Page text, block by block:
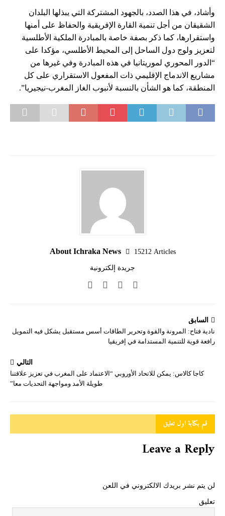
وأشاد، في هذا الصدد، بالجهود المشتركة التي يبذلها البلدان
الشقيقان من أجل تنمية القارة الإفريقية والحفاظ على أمنها
واستقرارها، كما ذكر بصفة خاصة بالمبادرة الملكية الأطلسية
لتعزيز ولوج دول الساحل إلى المحيط الأطلسي، مؤكدا على
“الدور المحوري لموريتانيا في هذه المبادرة وفي غيرها من
مشاريع الاندماج الإقليمي ذات المفعول الاستقراري على كل
المنطقة، كما هو الشأن بالنسبة لأنبوب الغاز المغرب-نيجيريا”.
About Ichraka News 15212 Articles
جريدة إلكترونية
السابق
نادية فتاح: المرونة والقوة وتحرير الطاقات أسس مستقبل يشكل فيه التمويل
رافعة قوية للتنمية المستدامة في إفريقيا
التالي
كاجا كالاس: يمكن للاتحاد الأوروبي “الاعتماد على المغرب في تعزيز علاقتنا
طويلة الأمد ومواجهة التحديات معا”
قم بكتابة اول تعليق
Leave a Reply
لن يتم نشر بريدك الالكتروني في اللعن
تعليق